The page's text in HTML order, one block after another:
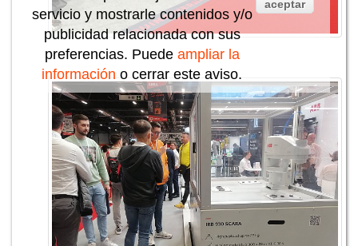
servicio y mostrarle contenidos y/o
publicidad relacionada con sus
preferencias. Puede ampliar la
información o cerrar este aviso.
aceptar